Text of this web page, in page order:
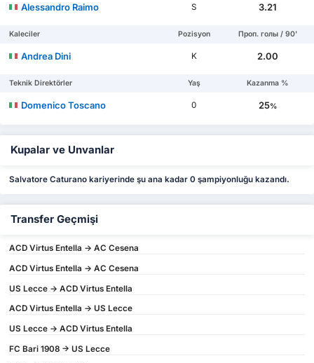
Alessandro Raimo
S 3.21
Kaleciler Pozisyon Проп. голы / 90'
Andrea Dini K 2.00
Teknik Direktörler Yaş Kazanma %
Domenico Toscano 0 25%
Kupalar ve Unvanlar
Salvatore Caturano kariyerinde şu ana kadar 0 şampiyonluğu kazandı.
Transfer Geçmişi
ACD Virtus Entella -> AC Cesena
ACD Virtus Entella -> AC Cesena
US Lecce -> ACD Virtus Entella
ACD Virtus Entella -> US Lecce
US Lecce -> ACD Virtus Entella
FC Bari 1908 -> US Lecce